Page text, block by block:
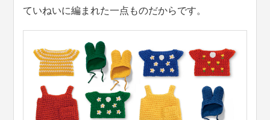
ていねいに編まれた一点ものだからです。